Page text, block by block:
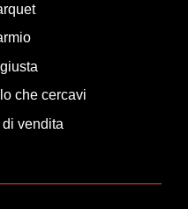
che cercavi
vendita